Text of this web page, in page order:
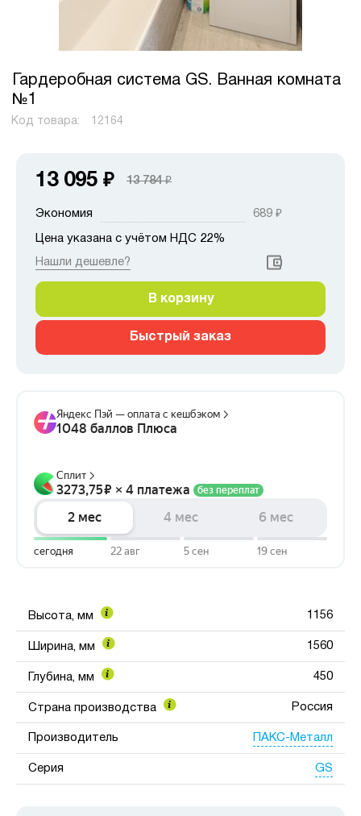
Гардеробная система GS. Ванная комната
№1
Код товара: 12164
13 095 ₽ 13 784₽
Экономия 689 ₽
Цена указана с учётом НДС 22%
Нашли дешевле?
В корзину
Быстрый заказ
Высота, мм 1156
Ширина, мм 1560
Глубина, мм 450
Страна производства Россия
Производитель ПАКС-Металл
Серия GS